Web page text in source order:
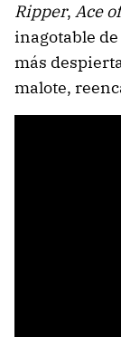
Ripper, Ace
inagotable de
más
malote,